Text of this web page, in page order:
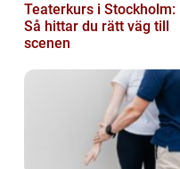
Teaterkurs i Stockholm:
Så hittar du rätt väg till
scenen